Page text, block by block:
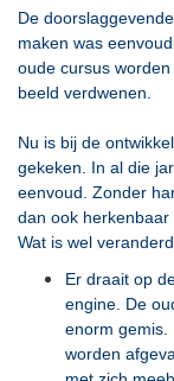
De
maken was
oude cursus
beeld verdwenen.
Nu is bij de
gekeken. In al die
eenvoud. Zonder
dan ook herkenbaar
Wat is wel
Er draait op
engine. De
enorm gemis.
worden